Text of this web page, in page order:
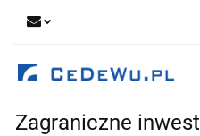
Zagraniczne